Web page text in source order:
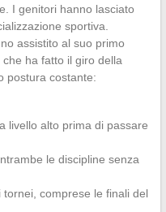
I genitori hanno lasciato
sportiva.
assistito al suo primo
ha fatto il giro della
postura costante:
livello alto prima di passare
le discipline senza
comprese le finali del